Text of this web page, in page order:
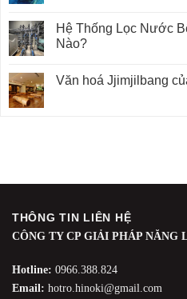
Hệ Thống Lọc Nước
Nào?
Văn hoá Jjimjilbang
THÔNG TIN LIÊN HỆ
CÔNG TY CP GIẢI PHÁP
Hotline: 0966.388.824
Email: hotro.hinoki@gmail.com